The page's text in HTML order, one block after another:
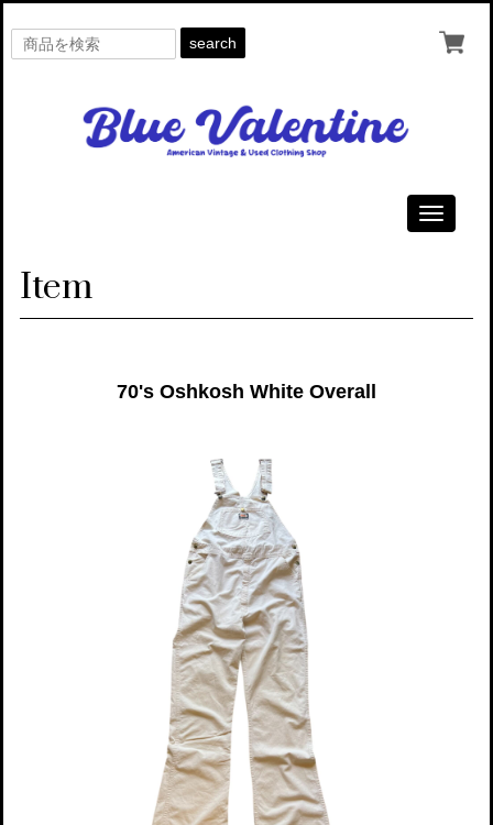
search
Toggle
Item
70's Oshkosh White Overall